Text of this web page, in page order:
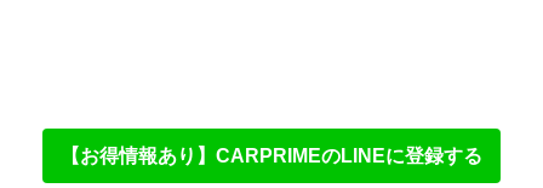
【お得情報あり】CARPRIMEのLINEに登録する